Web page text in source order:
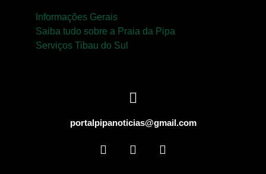
Informações Gerais
Saiba tudo sobre a Praia da Pipa
Serviços Tibau do Sul
portalpipanoticias@gmail.com